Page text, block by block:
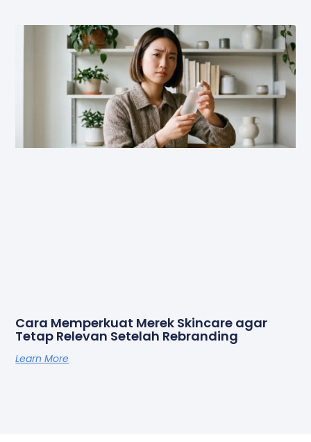
Cara Memperkuat Merek Skincare agar
Tetap Relevan Setelah Rebranding
Learn More